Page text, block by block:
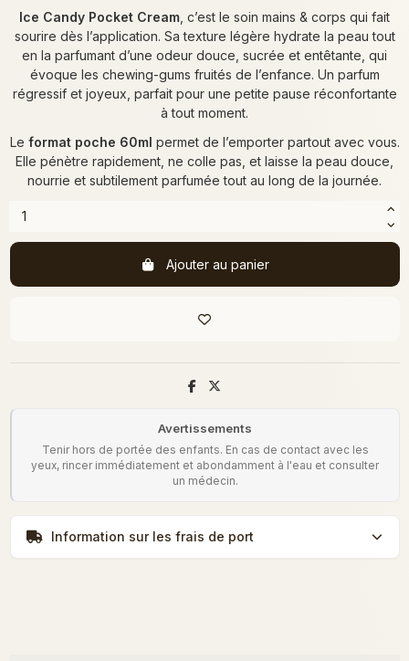
Ice Candy Pocket Cream , c’est le soin mains & corps qui fait
sourire dès l’application. Sa texture légère hydrate la peau tout
en la parfumant d’une odeur douce, sucrée et entêtante, qui
évoque les chewing-gums fruités de l’enfance. Un parfum
régressif et joyeux, parfait pour une petite pause réconfortante
à tout moment.
Le format poche 60ml permet de l’emporter partout avec vous.
Elle pénètre rapidement, ne colle pas, et laisse la peau douce,
nourrie et subtilement parfumée tout au long de la journée.
Ajouter au panier
Avertissements
Tenir hors de portée des enfants. En cas de contact avec les
yeux, rincer immédiatement et abondamment à l'eau et consulter
un médecin.
Information sur les frais de port